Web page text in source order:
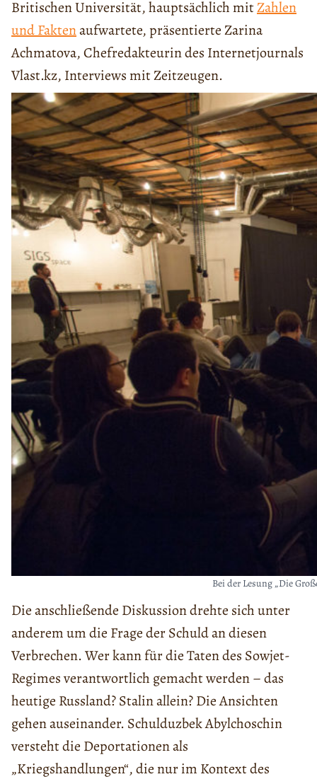
Britischen Universität, hauptsächlich mitZahlen
und Faktenaufwartete, präsentierte Zarina
Achmatova, Chefredakteurin des Internetjournals
Vlast.kz, Interviews mit Zeitzeugen.
Bei der Lesung „Die
Die anschließende Diskussion drehte sich unter
anderem um die Frage der Schuld an diesen
Verbrechen. Wer kann für die Taten des Sowjet-
Regimes verantwortlich gemacht werden – das
heutige Russland? Stalin allein? Die Ansichten
gehen auseinander. Schulduzbek Abylchoschin
versteht die Deportationen als
„Kriegshandlungen“, die nur im Kontext des